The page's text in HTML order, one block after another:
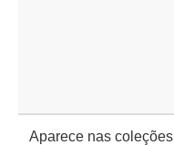
Aparece nas coleções